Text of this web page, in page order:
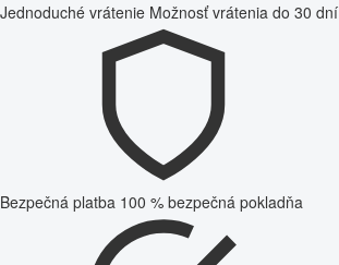
Jednoduché vrátenie Možnosť vrátenia do 30 dní
Bezpečná platba 100 % bezpečná pokladňa